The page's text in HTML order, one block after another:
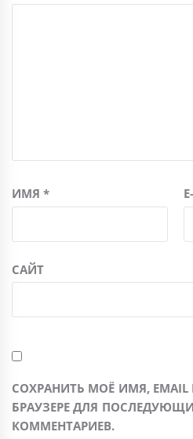
ИМЯ*
САЙТ
СОХРАНИТЬ МОЁ ИМЯ,
БРАУЗЕРЕ ДЛЯ
КОММЕНТАРИЕВ.